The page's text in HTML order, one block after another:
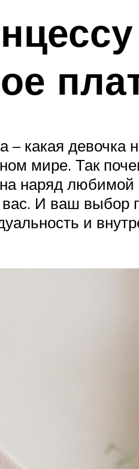
какая девочка
мире. Так
наряд
И ваш
и